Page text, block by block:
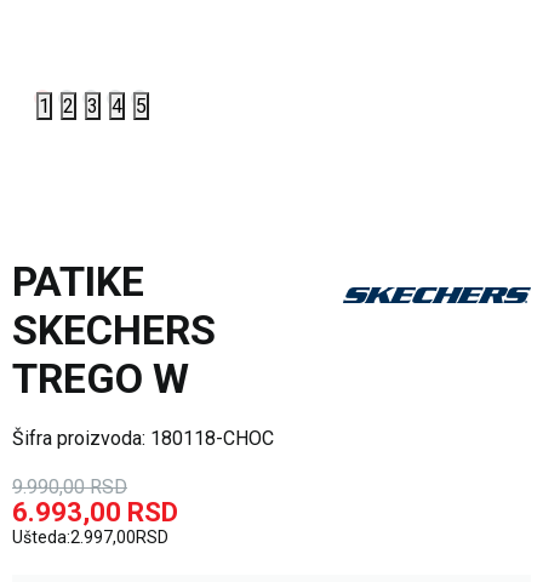
1 2 3 4 5
PATIKE
SKECHERS
TREGO W
Šifra proizvoda: 180118-CHOC
9.990,00 RSD
6.993,00 RSD
Ušteda:2.997,00RSD